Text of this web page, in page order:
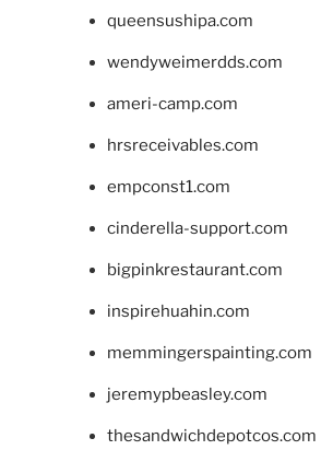
queensushipa.com
wendyweimerdds.com
ameri-camp.com
hrsreceivables.com
empconst1.com
cinderella-support.com
bigpinkrestaurant.com
inspirehuahin.com
memmingerspainting.com
jeremypbeasley.com
thesandwichdepotcos.com